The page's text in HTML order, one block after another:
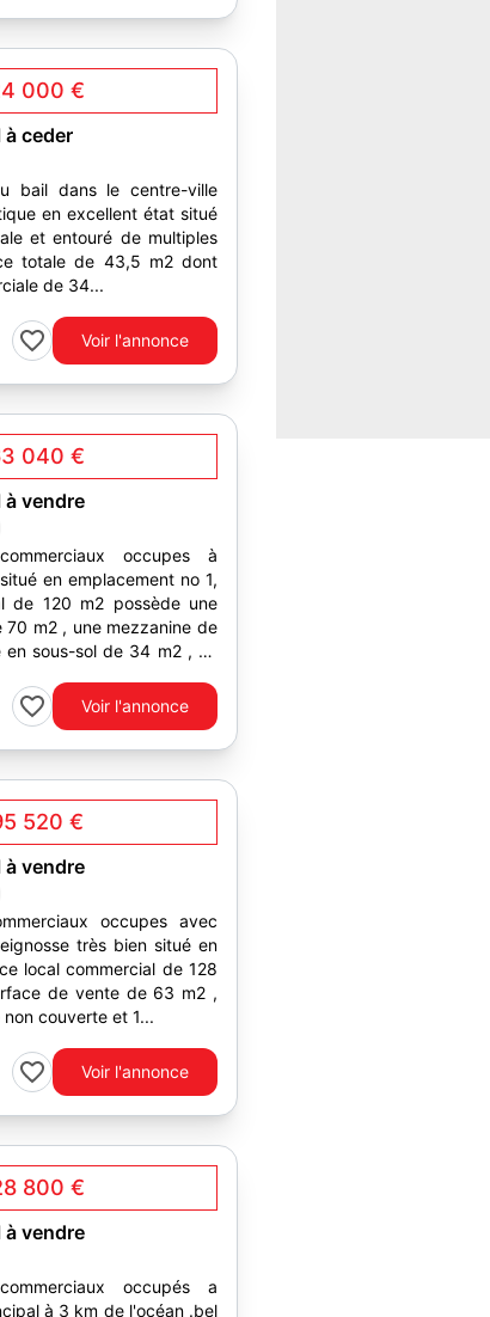
000 €
à ceder
bail dans le centre-ville
et entouré de multiples
de 34...
Voir l'annonce
040 €
à vendre
de 120 m2 possède une
m2 , une mezzanine de
sous-sol de 34 m2 , un
Voir l'annonce
520 €
à vendre
occupes avec
bien situé en
local commercial de 128
de vente de 63 m2 ,
couverte et 1...
Voir l'annonce
800 €
à vendre
occupés a
à 3 km de l'océan .bel